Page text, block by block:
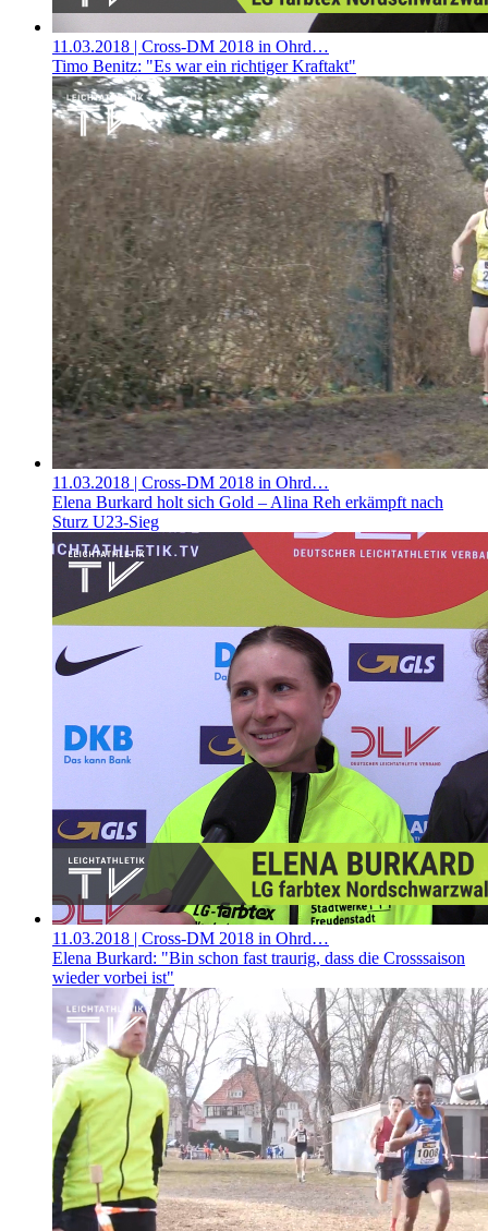
11.03.2018 | Cross-DM 2018 in Ohrd…
Timo Benitz: "Es war ein richtiger Kraftakt"
11.03.2018 | Cross-DM 2018 in Ohrd…
Elena Burkard holt sich Gold – Alina Reh erkämpft nach
Sturz U23-Sieg
11.03.2018 | Cross-DM 2018 in Ohrd…
Elena Burkard: "Bin schon fast traurig, dass die Crosssaison
wieder vorbei ist"